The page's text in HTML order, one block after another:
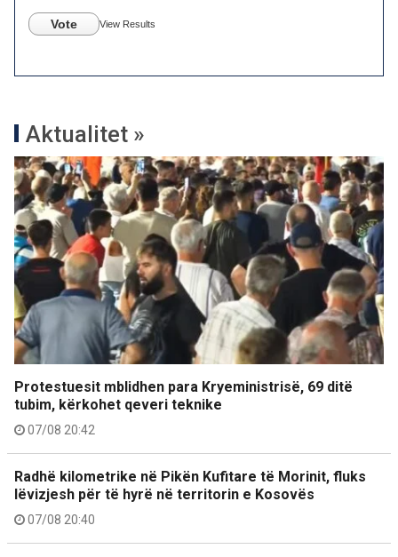
Vote View Results
Aktualitet »
Protestuesit mblidhen para Kryeministrisë, 69 ditë
tubim, kërkohet qeveri teknike
07/08 20:42
Radhë kilometrike në Pikën Kufitare të Morinit, fluks
lëvizjesh për të hyrë në territorin e Kosovës
07/08 20:40